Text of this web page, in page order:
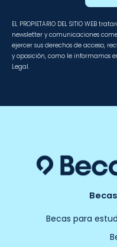
EL PROPIETARIO DEL SITIO WEB
newsletter y comunicaciones
ejercer sus derechos de acceso,
y oposición, como le informamos
Legal.
Becas para